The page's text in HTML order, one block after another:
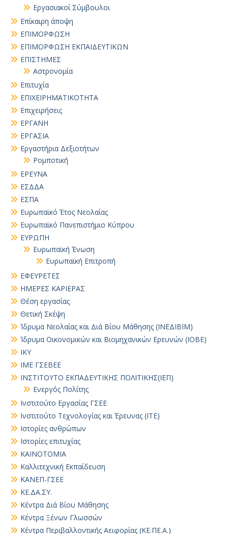
Εργασιακοί Σύμβουλοι
Επίκαιρη άποψη
ΕΠΙΜΟΡΦΩΣΗ
ΕΠΙΜΟΡΦΩΣΗ ΕΚΠΑΙΔΕΥΤΙΚΩΝ
ΕΠΙΣΤΗΜΕΣ
Αστρονομία
Επιτυχία
ΕΠΙΧΕΙΡΗΜΑΤΙΚΟΤΗΤΑ
Επιχειρήσεις
ΕΡΓΑΝΗ
ΕΡΓΑΣΙΑ
Εργαστήρια Δεξιοτήτων
Ρομποτική
ΕΡΕΥΝΑ
ΕΣΔΔΑ
ΕΣΠΑ
Ευρωπαϊκό Έτος Νεολαίας
Ευρωπαϊκό Πανεπιστήμιο Κύπρου
ΕΥΡΩΠΗ
Ευρωπαϊκή Ένωση
Ευρωπαϊκή Επιτροπή
ΕΦΕΥΡΕΤΕΣ
ΗΜΕΡΕΣ ΚΑΡΙΕΡΑΣ
Θέση εργασίας
Θετική Σκέψη
Ίδρυμα Νεολαίας και Διά Βίου Μάθησης (ΙΝΕΔΙΒΙΜ)
Ίδρυμα Οικονομικών και Βιομηχανικών Ερευνών (ΙΟΒΕ)
ΙΚΥ
ΙΜΕ ΓΣΕΒΕΕ
ΙΝΣΤΙΤΟΥΤΟ ΕΚΠΑΔΕΥΤΙΚΗΣ ΠΟΛΙΤΙΚΗΣ(ΙΕΠ)
Ενεργός Πολίτης
Ινστιτούτο Εργασίας ΓΣΕΕ
Ινστιτούτο Τεχνολογίας και Έρευνας (ΙΤΕ)
Ιστορίες ανθρώπων
Ιστορίες επιτυχίας
ΚΑΙΝΟΤΟΜΙΑ
Καλλιτεχνική Εκπαίδευση
ΚΑΝΕΠ-ΓΣΕΕ
ΚΕ.ΔΑ.ΣΥ.
Κέντρα Διά Βίου Μάθησης
Κέντρα Ξένων Γλωσσών
Κέντρα Περιβαλλοντικής Αειφορίας (ΚΕ.ΠΕ.Α.)